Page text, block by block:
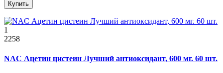
Купить
1
2258
NAC Ацетин цистеин Лучший антиоксидант, 600 мг. 60 шт.